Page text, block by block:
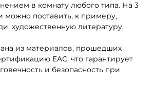
в комнату любого типа. На 3
можно поставить, к примеру,
художественную литературу,
из материалов, прошедших
EAC, что гарантирует
и безопасность при